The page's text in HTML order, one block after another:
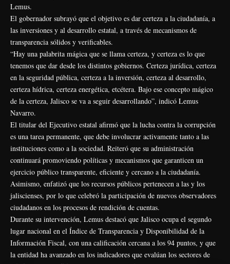
Lemus.
El gobernador subrayó que el objetivo es dar certeza a la ciudadanía, a
las inversiones y al desarrollo estatal, a través de mecanismos de
transparencia sólidos y verificables.
“Hay una palabrita mágica que se llama certeza, y certeza es lo que
tenemos que dar desde los distintos gobiernos. Certeza jurídica, certeza
en la seguridad pública, certeza a la inversión, certeza al desarrollo,
certeza hídrica, certeza energética, etcétera. Bajo ese concepto mágico
de la certeza, Jalisco se va a seguir desarrollando”, indicó Lemus
Navarro.
El titular del Ejecutivo estatal afirmó que la lucha contra la corrupción
es una tarea permanente, que debe involucrar activamente tanto a las
instituciones como a la sociedad. Reiteró que su administración
continuará promoviendo políticas y mecanismos que garanticen un
ejercicio público transparente, eficiente y cercano a la ciudadanía.
Asimismo, enfatizó que los recursos públicos pertenecen a las y los
jaliscienses, por lo que celebró la participación de nuevos observadores
ciudadanos en los procesos de rendición de cuentas.
Durante su intervención, Lemus destacó que Jalisco ocupa el segundo
lugar nacional en el Índice de Transparencia y Disponibilidad de la
Información Fiscal, con una calificación cercana a los 94 puntos, y que
la entidad ha avanzado en los indicadores que evalúan los sectores de